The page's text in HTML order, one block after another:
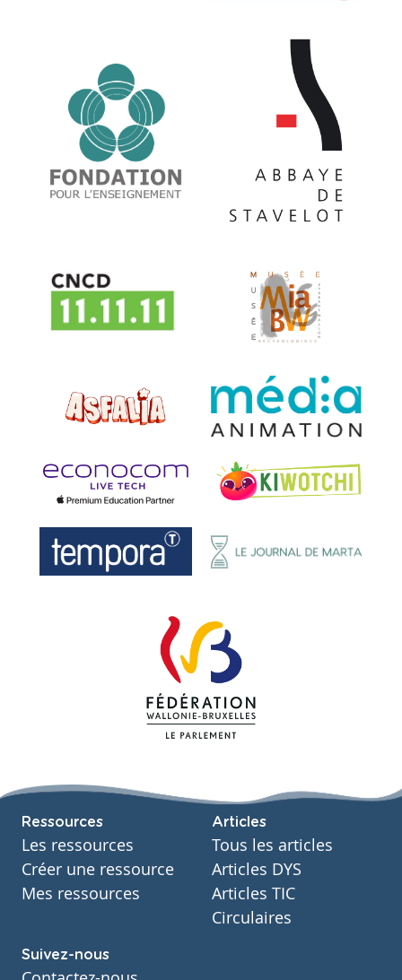
Ressources
Les ressources
Créer une ressource
Mes ressources
Articles
Tous les articles
Articles DYS
Articles TIC
Circulaires
Suivez-nous